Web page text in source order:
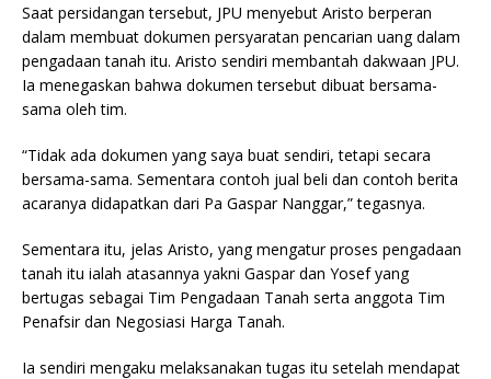
Saat persidangan tersebut, JPU menyebut Aristo berperan
dalam membuat dokumen persyaratan pencarian uang dalam
pengadaan tanah itu. Aristo sendiri membantah dakwaan JPU.
Ia menegaskan bahwa dokumen tersebut dibuat bersama-
sama oleh tim.
“Tidak ada dokumen yang saya buat sendiri, tetapi secara
bersama-sama. Sementara contoh jual beli dan contoh berita
acaranya didapatkan dari Pa Gaspar Nanggar,” tegasnya.
Sementara itu, jelas Aristo, yang mengatur proses pengadaan
tanah itu ialah atasannya yakni Gaspar dan Yosef yang
bertugas sebagai Tim Pengadaan Tanah serta anggota Tim
Penafsir dan Negosiasi Harga Tanah.
Ia sendiri mengaku melaksanakan tugas itu setelah mendapat